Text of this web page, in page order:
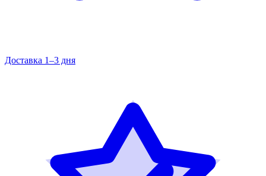
Доставка 1–3 дня